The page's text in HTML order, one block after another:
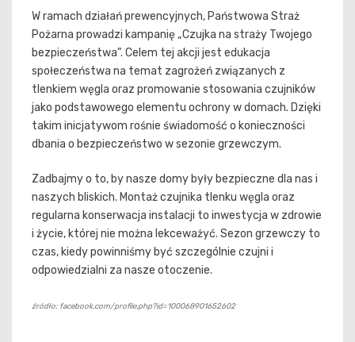
W ramach działań prewencyjnych, Państwowa Straż
Pożarna prowadzi kampanię „Czujka na straży Twojego
bezpieczeństwa”. Celem tej akcji jest edukacja
społeczeństwa na temat zagrożeń związanych z
tlenkiem węgla oraz promowanie stosowania czujników
jako podstawowego elementu ochrony w domach. Dzięki
takim inicjatywom rośnie świadomość o konieczności
dbania o bezpieczeństwo w sezonie grzewczym.
Zadbajmy o to, by nasze domy były bezpieczne dla nas i
naszych bliskich. Montaż czujnika tlenku węgla oraz
regularna konserwacja instalacji to inwestycja w zdrowie
i życie, której nie można lekceważyć. Sezon grzewczy to
czas, kiedy powinniśmy być szczególnie czujni i
odpowiedzialni za nasze otoczenie.
źródło: facebook.com/profile.php?id=100068901652602